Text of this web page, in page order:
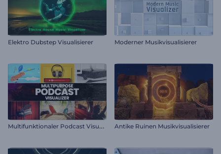
Elektro Dubstep Visualisierer Moderner Musikvisualisierer
M
ultifunktionaler Podcast Visualisierer Antike Ruinen Musikvisualisierer